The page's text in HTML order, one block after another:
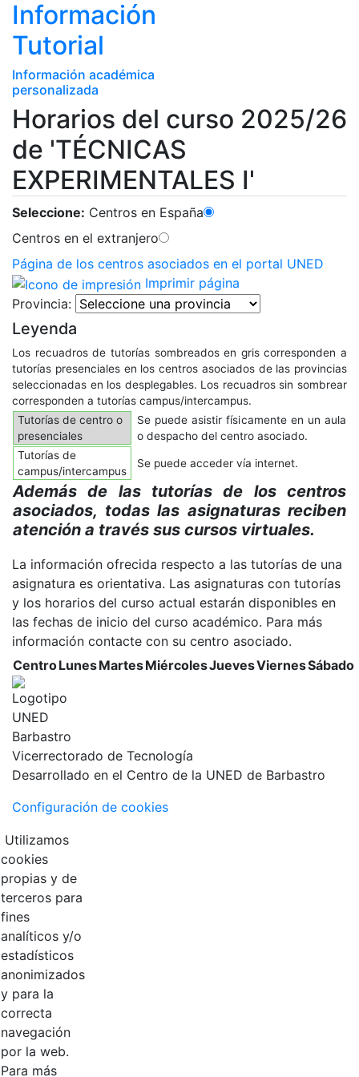
Información
Tutorial
Información académica
personalizada
Horarios del curso 2025/26
de 'TÉCNICAS
EXPERIMENTALES I'
Seleccione: Centros en España
Centros en el extranjero
Página de los centros asociados en el portal UNED
Imprimir página
Provincia:
Leyenda
Los recuadros de tutorías sombreados en gris corresponden a
tutorías presenciales en los centros asociados de las provincias
seleccionadas en los desplegables. Los recuadros sin sombrear
corresponden a tutorías campus/intercampus.
Tutorías de centro o
presenciales
Se puede asistir físicamente en un aula
o despacho del centro asociado.
Tutorías de
campus/intercampus
Se puede acceder vía internet.
Además de las tutorías de los centros
asociados, todas las asignaturas reciben
atención a través sus cursos virtuales.
La información ofrecida respecto a las tutorías de una
asignatura es orientativa. Las asignaturas con tutorías
y los horarios del curso actual estarán disponibles en
las fechas de inicio del curso académico. Para más
información contacte con su centro asociado.
CentroLunesMartesMiércolesJuevesViernesSábado
Vicerrectorado de Tecnología
Desarrollado en el Centro de la UNED de Barbastro
Configuración de cookies
Utilizamos
cookies
propias y de
terceros para
fines
analíticos y/o
estadísticos
anonimizados
y para la
correcta
navegación
por la web.
Para más